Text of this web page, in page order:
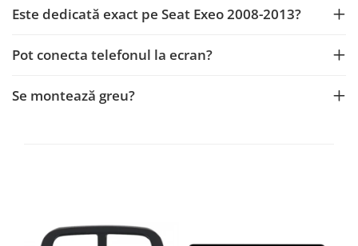
Rame adaptoare M-Benz
Este dedicată exact pe Seat Exeo 2008-2013?
Pot conecta telefonul la ecran?
Se montează greu?